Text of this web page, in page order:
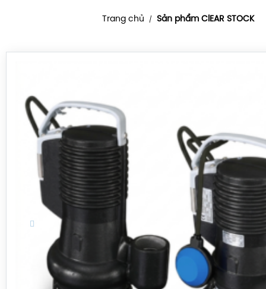
Trang chủ / Sản phẩm ClEAR STOCK